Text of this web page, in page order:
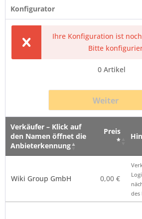
Konfigurator
Ihre Konfiguration ist
Bitte
0 Artikel
Weiter
Verkäufer – Klick auf
den Namen öffnet die
Anbieterkennung
Preis
*
Anbieterkennung
Wiki Group GmbH
0,00 €
des